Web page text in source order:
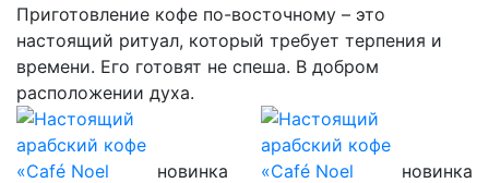
Приготовление кофе по-восточному – это
настоящий ритуал, который требует терпения и
времени. Его готовят не спеша. В добром
расположении духа.
новинка новинка